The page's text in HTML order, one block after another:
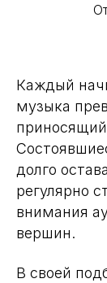
Каждый
музыка
долго
регулярно
внимания
вершин.
В своей